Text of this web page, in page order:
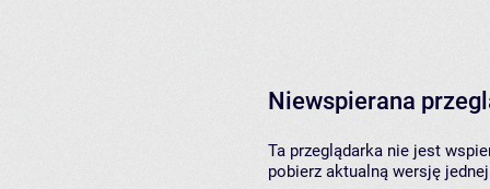
Niewspierana
Ta przeglądarka nie jest
pobierz aktualną wersję